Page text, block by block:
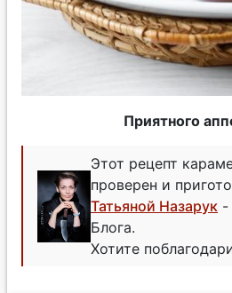
Приятного
Этот рецепт
проверен и
Татьяной Назарук -
Блога.
Хотите